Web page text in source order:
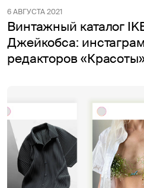
6 АВГУСТА 2021
Винтажный каталог
Джейкобса:
редакторов